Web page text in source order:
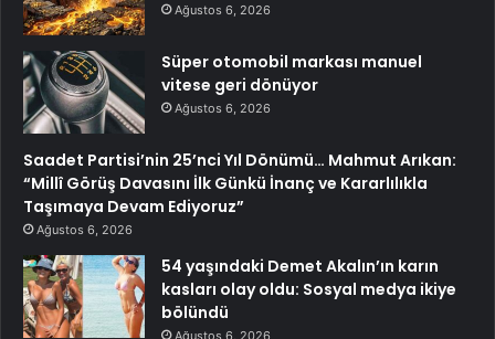
Ağustos 6, 2026
Süper otomobil markası manuel
vitese geri dönüyor
Ağustos 6, 2026
Saadet Partisi’nin 25’nci Yıl Dönümü… Mahmut Arıkan:
“Millî Görüş Davasını İlk Günkü İnanç ve Kararlılıkla
Taşımaya Devam Ediyoruz”
Ağustos 6, 2026
54 yaşındaki Demet Akalın’ın karın
kasları olay oldu: Sosyal medya ikiye
bölündü
Ağustos 6, 2026